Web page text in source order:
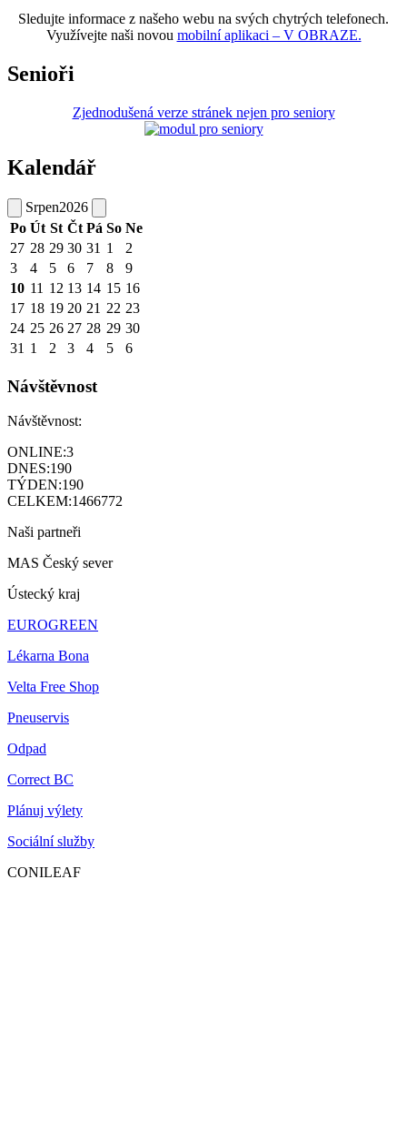
Sledujte informace z našeho webu na svých chytrých telefonech.
Využívejte naši novou mobilní aplikaci – V OBRAZE.
Senioři
Zjednodušená verze stránek nejen pro seniory
Kalendář
Srpen2026
Po Út St Čt Pá So Ne
27 28 29 30 31 1
2
3
4 5 6 7 8
9
10 11 12 13 14 15 16
17 18 19 20 21 22 23
24 25 26 27 28 29 30
31 1 2 3 4 5 6
Návštěvnost
Návštěvnost:
ONLINE:3
DNES:190
TÝDEN:190
CELKEM:1466772
Naši partneři
MAS Český sever
Ústecký kraj
EUROGREEN
Lékarna Bona
Velta Free Shop
Pneuservis
Odpad
Correct BC
Plánuj výlety
Sociální služby
CONILEAF